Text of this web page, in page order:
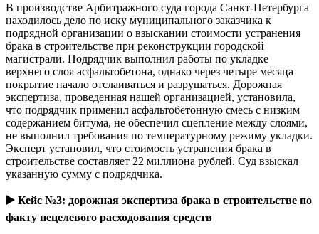
В производстве Арбитражного суда города Санкт-Петербурга
находилось дело по иску муниципального заказчика к
подрядной организации о взыскании стоимости устранения
брака в строительстве при реконструкции городской
магистрали. Подрядчик выполнил работы по укладке
верхнего слоя асфальтобетона, однако через четыре месяца
покрытие начало отслаиваться и разрушаться. Дорожная
экспертиза, проведенная нашей организацией, установила,
что подрядчик применил асфальтобетонную смесь с низким
содержанием битума, не обеспечил сцепление между слоями,
не выполнил требования по температурному режиму укладки.
Эксперт установил, что стоимость устранения брака в
строительстве составляет 22 миллиона рублей. Суд взыскал
указанную сумму с подрядчика.
▶️ Кейс №3: дорожная экспертиза брака в строительстве по
факту нецелевого расходования средств